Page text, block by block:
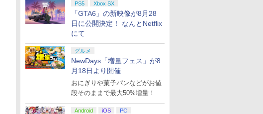
PS5 Xbox SX
「GTA6」の新映像が8月28
日に公開決定！ なんとNetflix
にて
グルメ
NewDays「増量フェス」が8
月18日より開催
おにぎりや菓子パンなどがお値
段そのままで最大50%増量！
Android iOS PC